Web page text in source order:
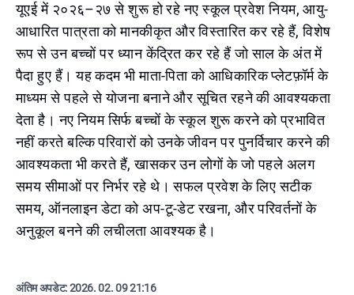
यूएई में २०२६–२७ से शुरू हो रहे नए स्कूल प्रवेश नियम, आयु-
आधारित पात्रता को मानकीकृत और विस्तारित कर रहे हैं, विशेष
रूप से उन बच्चों पर ध्यान केंद्रित कर रहे हैं जो साल के अंत में
पैदा हुए हैं। यह कदम भी माता-पिता को आधिकारिक प्लेटफ़ॉर्म के
माध्यम से पहले से योजना बनाने और सूचित रहने की आवश्यकता
देता है। नए नियम सिर्फ बच्चों के स्कूल शुरू करने को प्रभावित
नहीं करते बल्कि परिवारों को उनके जीवन पर पुनर्विचार करने की
आवश्यकता भी करते हैं, खासकर उन लोगों के जो पहले अलग
समय सीमाओं पर निर्भर रहे थे। सफल प्रवेश के लिए सटीक
समय, ऑनलाइन डेटा को अप-टू-डेट रखना, और परिवर्तनों के
अनुकूल बनने की लचीलता आवश्यक है।
अंतिम अपडेट:2026. 02. 09 21:16